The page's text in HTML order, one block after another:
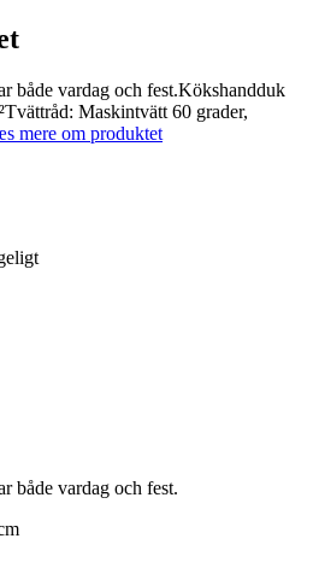
både vardag och fest.Kökshandduk
Maskintvätt 60 grader,
mere om produktet
både vardag och fest.